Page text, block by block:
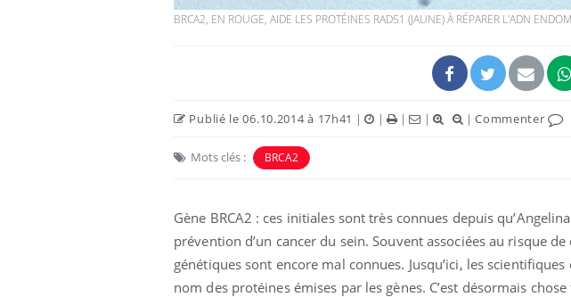
BRCA2, EN ROUGE, AIDE LES PROTÉINES RAD51 (JAUNE) À RÉPARER L'ADN
Publié le 06.10.2014 à 17h41 | | | | |Commenter
Mots clés : BRCA2
Gène BRCA2 : ces initiales sont très connues depuis
prévention d’un cancer du sein. Souvent associées au risque
génétiques sont encore mal connues. Jusqu’ici, les
nom des protéines émises par les gènes. C’est désormais